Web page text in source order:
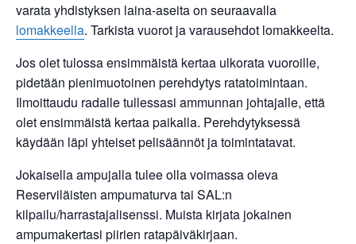
varata yhdistyksen laina-aseita on seuraavalla
lomakkeella. Tarkista vuorot ja varausehdot lomakkeelta.
Jos olet tulossa ensimmäistä kertaa ulkorata vuoroille,
pidetään pienimuotoinen perehdytys ratatoimintaan.
Ilmoittaudu radalle tullessasi ammunnan johtajalle, että
olet ensimmäistä kertaa paikalla. Perehdytyksessä
käydään läpi yhteiset pelisäännöt ja toimintatavat.
Jokaisella ampujalla tulee olla voimassa oleva
Reserviläisten ampumaturva tai SAL:n
kilpailu/harrastajalisenssi. Muista kirjata jokainen
ampumakertasi piirien ratapäiväkirjaan.